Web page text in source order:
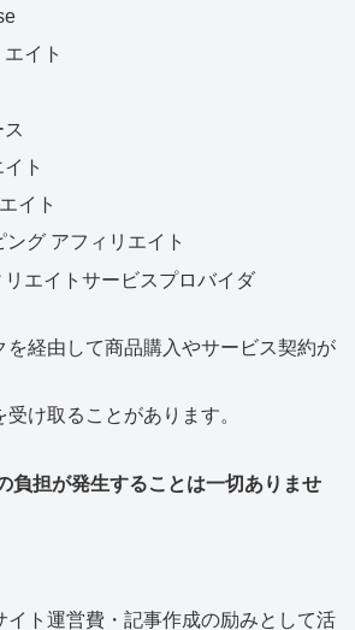
イト
ト
イト
グ アフィリエイト
エイトサービスプロバイダ
を経由して商品購入やサービス契約が
け取ることがあります。
負担が発生することは一切ありませ
イト運営費・記事作成の励みとして活